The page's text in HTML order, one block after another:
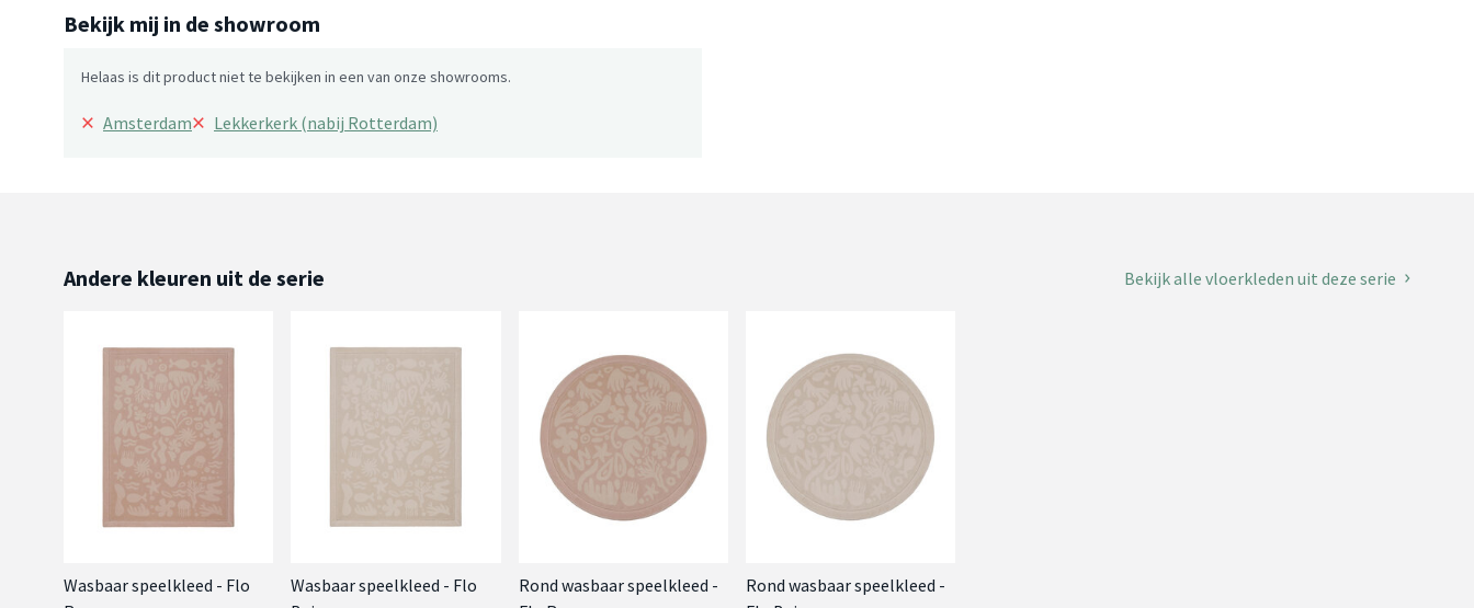
Bekijk mij in de showroom
Helaas is dit product niet te bekijken in een van onze showrooms.
× Amsterdam× Lekkerkerk (nabij Rotterdam)
Andere kleuren uit de serie Bekijk alle vloerkleden uit deze serie
Wasbaar speelkleed - Flo
Wasbaar speelkleed - Flo
Rond wasbaar speelkleed -
Rond wasbaar speelkleed -